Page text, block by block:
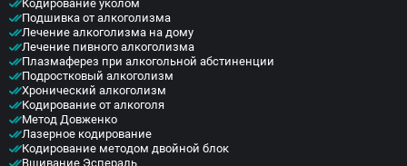
Кодирование уколом
Подшивка от алкоголизма
Лечение алкоголизма на дому
Лечение пивного алкоголизма
Плазмаферез при алкогольной абстиненции
Подростковый алкоголизм
Хронический алкоголизм
Кодирование от алкоголя
Метод Довженко
Лазерное кодирование
Кодирование методом двойной блок
Вшивание Эспераль